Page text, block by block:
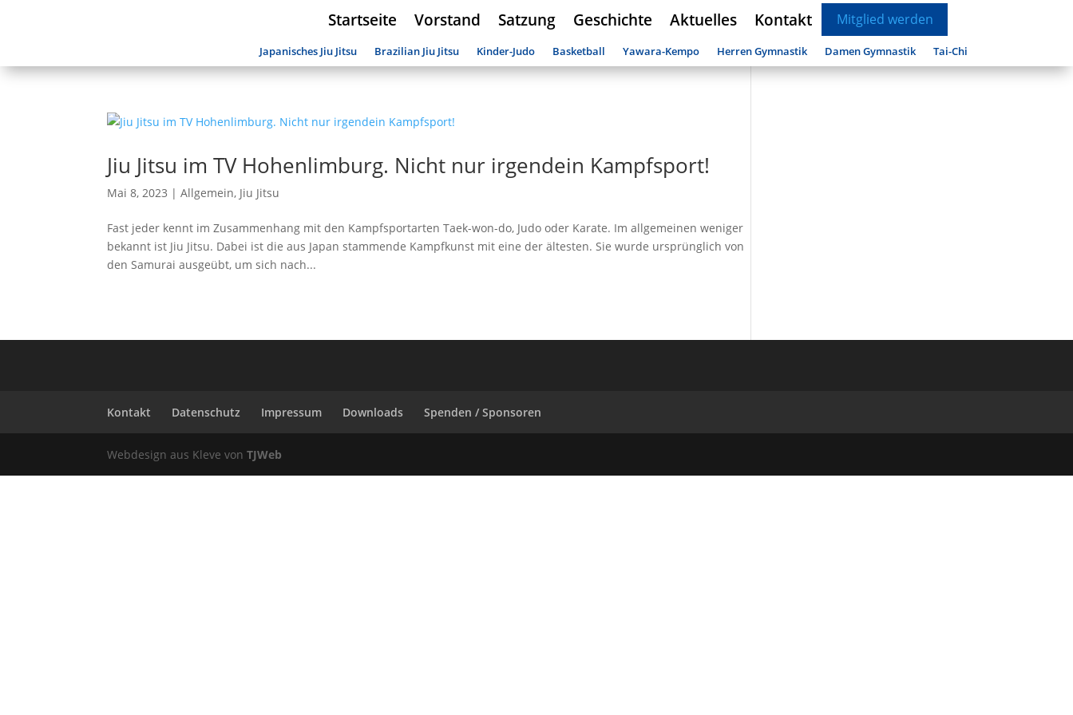
Startseite Vorstand Satzung Geschichte Aktuelles Kontakt Mitglied werden
Japanisches Jiu Jitsu Brazilian Jiu Jitsu Kinder-Judo Basketball Yawara-Kempo Herren Gymnastik Damen Gymnastik Tai-Chi
Jiu Jitsu im TV Hohenlimburg. Nicht nur irgendein Kampfsport!
Mai 8, 2023 |Allgemein, Jiu Jitsu
Fast jeder kennt im Zusammenhang mit den Kampfsportarten Taek-won-do, Judo oder Karate. Im allgemeinen weniger
bekannt ist Jiu Jitsu. Dabei ist die aus Japan stammende Kampfkunst mit eine der ältesten. Sie wurde ursprünglich von
den Samurai ausgeübt, um sich nach...
Kontakt Datenschutz Impressum Downloads Spenden / Sponsoren
Webdesign aus Kleve vonTJWeb